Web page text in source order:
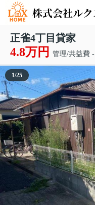
正雀4丁目貸家
4.8万円 管理/共益費 -
1/25